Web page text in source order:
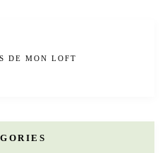
DE MON LOFT